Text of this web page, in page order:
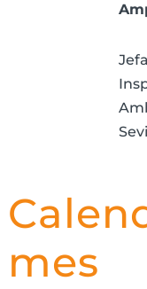
mes